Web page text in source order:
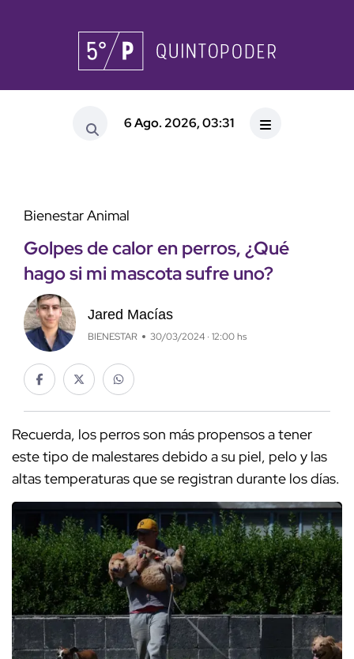
6 Ago. 2026, 03:31
Bienestar Animal
Golpes de calor en perros, ¿Qué
hago si mi mascota sufre uno?
Jared Macías
BIENESTAR 30/03/2024 · 12:00 hs
Recuerda, los perros son más propensos a tener
este tipo de malestares debido a su piel, pelo y las
altas temperaturas que se registran durante los días.